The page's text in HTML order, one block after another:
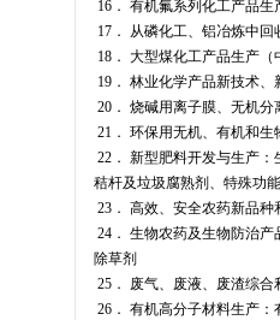
16． 有机氟系列化工产品
17． 从磷化工、铝冶炼中回
18． 大型煤化工产品生产（
19． 林业化学产品新技术
20． 烧碱用离子膜、无机
21． 环保用无机、有机和生
22． 新型肥料开发与生产
秸杆及垃圾腐熟剂、特殊功
23． 高效、安全农药新品
24． 生物农药及生物防治
除草剂
25． 废气、废液、废渣综合
26． 有机高分子材料生产